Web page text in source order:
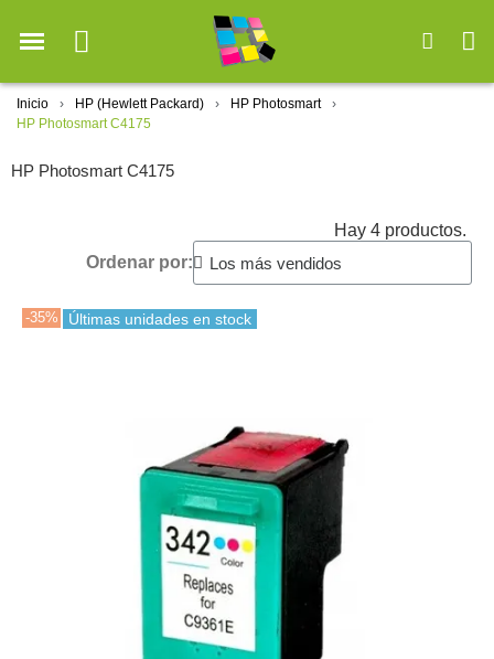
Inicio HP (Hewlett Packard)
HP Photosmart
HP Photosmart C4175
HP Photosmart C4175
Hay 4 productos.
Ordenar por:
-35% Últimas unidades en stock